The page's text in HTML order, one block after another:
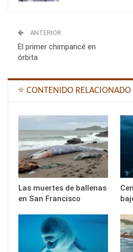
ANTERIOR
El primer chimpancé en
órbita
⭐ CONTENIDO RELACIONADO
Las muertes de ballenas
en San Francisco